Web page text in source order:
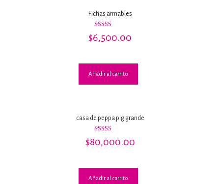
Fichas armables
Valorado
con
$6,500.00
Añadir al carrito
casa de peppa pig grande
con
$80,000.00
Añadir al carrito